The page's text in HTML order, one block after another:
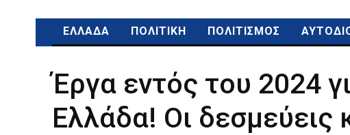
ΕΛΛΑΔΑ ΠΟΛΙΤΙΚΗ ΠΟΛΙΤΙΣΜΟΣ
Έργα εντός του 2024
Ελλάδα! Οι δεσμεύεις